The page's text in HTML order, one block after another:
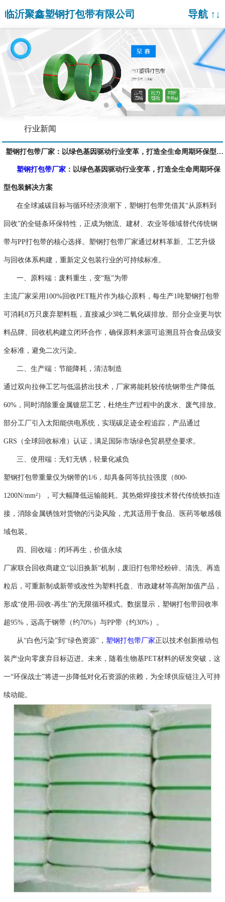
临沂聚鑫塑钢打包带有限公司 导航 ↑↓
行业新闻
塑钢打包带厂家：以绿色基因驱动行业变革，打造全生命周期环保型包装解决方案
塑钢打包带厂家：以绿色基因驱动行业变革，打造全生命周期环保
型包装解决方案
在全球减碳目标与循环经济浪潮下，塑钢打包带凭借其“从原料到
回收”的全链条环保特性，正成为物流、建材、农业等领域替代传统钢
带与PP打包带的核心选择。塑钢打包带厂家通过材料革新、工艺升级
与回收体系构建，重新定义包装行业的可持续标准。
一、原料端：废料重生，变“瓶”为带
主流厂家采用 100%回收PET瓶片作为核心原料，每生产1吨塑钢打包带
可消耗8万只废弃塑料瓶，直接减少3吨二氧化碳排放。部分企业更与饮
料品牌、回收机构建立闭环合作，确保原料来源可追溯且符合食品级安
全标准，避免二次污染。
二、生产端：节能降耗，清洁制造
通过双向拉伸工艺与低温挤出技术，厂家将能耗较传统钢带生产降低
60%，同时消除重金属镀层工艺，杜绝生产过程中的废水、废气排放。
部分工厂引入太阳能供电系统，实现碳足迹全程追踪，产品通过
GRS（全球回收标准）认证，满足国际市场绿色贸易壁垒要求。
三、使用端：无钉无锈，轻量化减负
塑钢打包带重量仅为钢带的1/6，却具备同等抗拉强度（800-
1200N/mm²），可大幅降低运输能耗。其热熔焊接技术替代传统铁扣连
接，消除金属锈蚀对货物的污染风险，尤其适用于食品、医药等敏感领
域包装。
四、回收端：闭环再生，价值永续
厂家联合回收商建立“以旧换新”机制，废旧打包带经粉碎、清洗、再造
粒后，可重新制成新带或改性为塑料托盘、市政建材等高附加值产品，
形成“使用-回收-再生”的无限循环模式。数据显示，塑钢打包带回收率
超95%，远高于钢带（约70%）与PP带（约30%）。
从“白色污染”到“绿色资源”， 塑钢打包带厂家正以技术创新推动包
装产业向零废弃目标迈进。未来，随着生物基PET材料的研发突破，这
一“环保战士”将进一步降低对化石资源的依赖，为全球供应链注入可持
续动能。